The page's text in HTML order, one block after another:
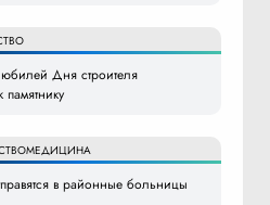
Дня строителя
МЕДИЦИНА
в районные больницы